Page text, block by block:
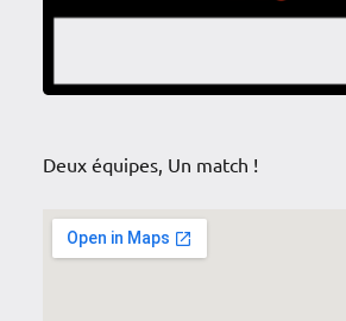
Deux équipes, Un match !